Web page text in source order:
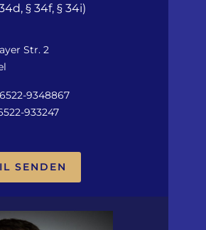
§ 34f, § 34i)
Str. 2
9348867
933247
SENDEN